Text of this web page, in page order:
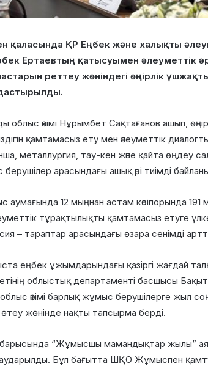
қаласында ҚР Еңбек және халықты
Ертаевтың қатысуымен әлеуметтік
реттеу жөніндегі өңірлік
облыс әкімі Нұрымбет Сақтағанов ашып,
қамтамасыз ету мен әлеуметтік
металлургия, тау-кен және қайта өңдеу
арасындағы ашық әрі тиімді
аумағында 12 мыңнан астам кәсіпорында 191
тұрақтылықты қамтамасыз етуге
– тараптар арасындағы өзара сенімді
еңбек ұжымдарындағы қазіргі жағдай
облыстық департаменті басшысы
әкімі барлық жұмыс берушілерге жыл
жөнінде нақты тапсырма берді.
“Жұмысшы мамандықтар жылы”
Бұл бағытта ШҚО Жұмыспен қамту